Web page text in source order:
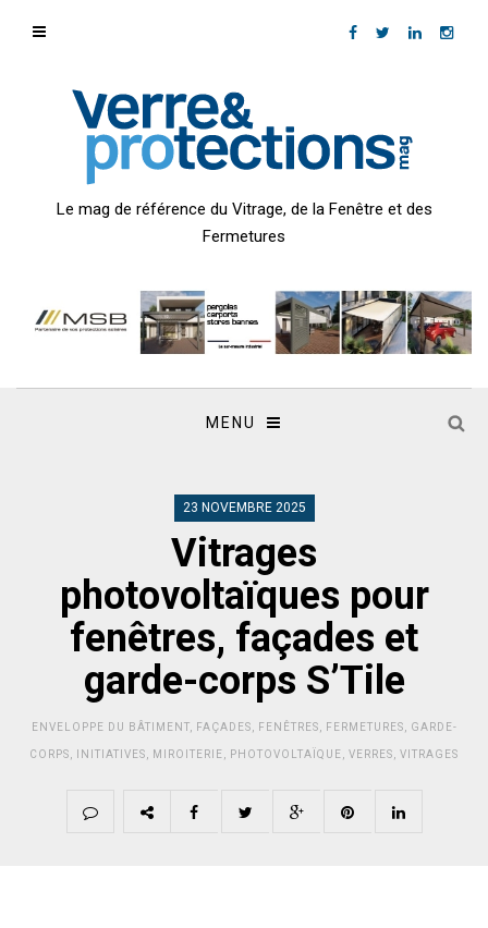
Le mag de référence du Vitrage, de la Fenêtre et des
Fermetures
MENU
23 NOVEMBRE 2025
Vitrages
photovoltaïques pour
fenêtres, façades et
garde-corps S’Tile
ENVELOPPE DU BÂTIMENT, FAÇADES FENÊTRES FERMETURES GARDE-
CORPS INITIATIVES MIROITERIE PHOTOVOLTAÏQUE VERRES VITRAGES